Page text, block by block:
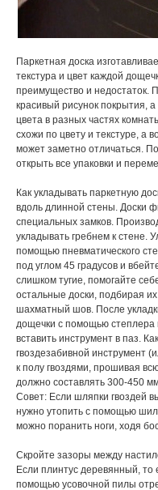
Паркетная доска
текстура и цвет каждой
преимущество и недостаток.
красивый рисунок покрытия,
цвета в разных частях
схожи по цвету и текстуре, а
может заметно отличаться.
открыть все упаковки и
Как укладывать паркетную
вдоль длинной стены. Доски
специальных замков.
укладывать гребнем к стене.
помощью пневматического
под углом 45 градусов и
слишком тугие, помогайте
остальные доски, подбирая
шахматный шов. После
дощечки с помощью степлера
вставить инструмент в паз.
гвоздезабивной инструмент
к полу гвоздями, прошивая
должно составлять 300-450
Совет: Если шляпки гвоздей
нужно утопить с помощью
можно поранить ноги, ходя
Скройте зазоры между
Если плинтус деревянный, то
помощью усовочной пилы